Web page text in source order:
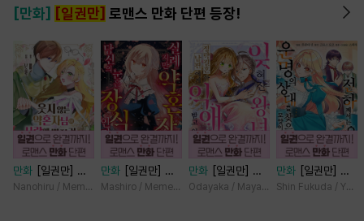
[만화] [일권만] 로맨스 만화 단편 등장!
만화
[일권만] 웃
지 않는 약혼자님
Nanohiru / Memeko
만화
[일권만] 실
례지만 약혼자님,
Mashiro / Memeko
만화
[일권만] 잊
혀진 왕녀지만 정
Odayaka / Maya Koike
만화
[일권만] 전
하께서는 오늘도
Shin Fukuda / Yoko